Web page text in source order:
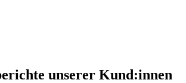
unserer Kund:innen